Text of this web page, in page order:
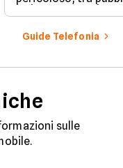
tentativi di truffa.
come il tuo numero
nelle mani dei call
efficaci per
riconoscere i
pericolo e a usare gli
strumenti giusti per
bloccare finalmente
contatti
Guide Telefonia
sulle